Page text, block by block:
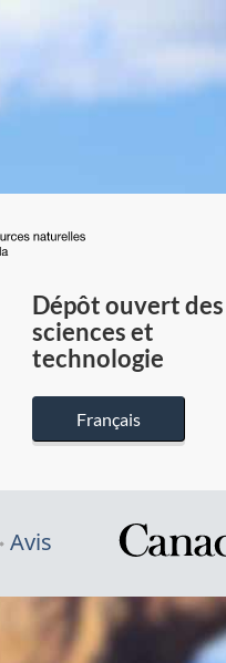
du
Canada
Dépôt ouvert des
sciences et
technologie
Français
Avis